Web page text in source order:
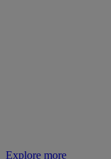
Explore more